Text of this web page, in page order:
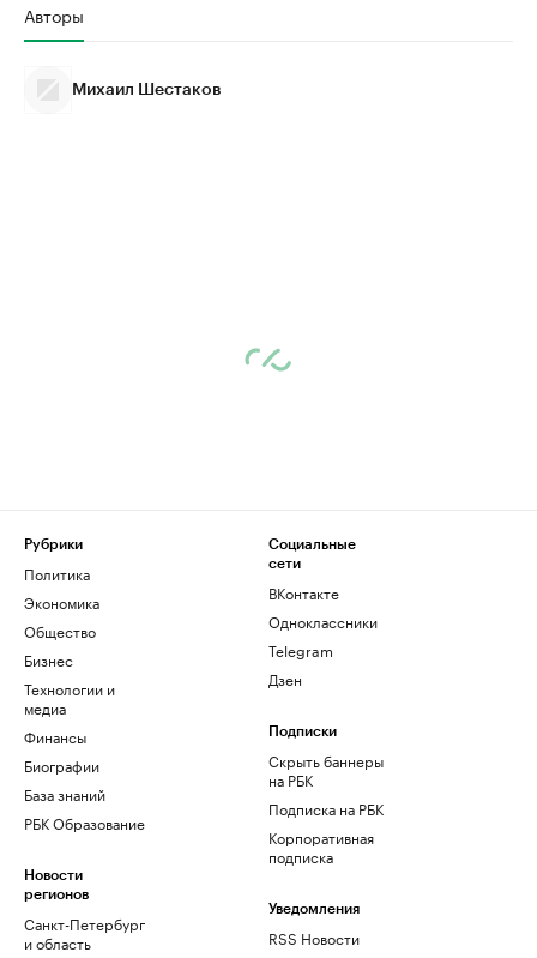
Авторы
Михаил Шестаков
Рубрики
Политика
Экономика
Общество
Бизнес
Технологии и
медиа
Финансы
Биографии
База знаний
РБК Образование
Новости
регионов
Санкт-Петербург
и область
Социальные
сети
ВКонтакте
Одноклассники
Telegram
Дзен
Подписки
Скрыть баннеры
на РБК
Подписка на РБК
Корпоративная
подписка
Уведомления
RSS Новости